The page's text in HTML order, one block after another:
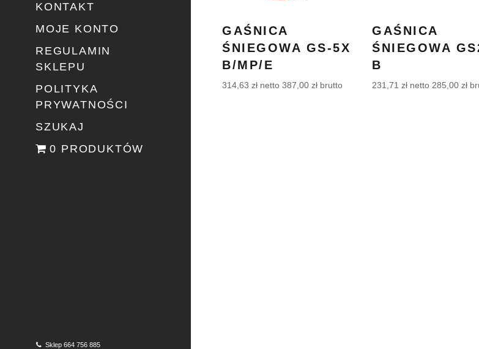
KONTAKT
MOJE KONTO
REGULAMIN
SKLEPU
POLITYKA
PRYWATNOŚCI
SZUKAJ
0 PRODUKTÓW
Sklep 664 756 885
GAŚNICA
ŚNIEGOWA GS-5X
B/MP/E
314,63 zł netto 387,00 zł brutto
GAŚNICA
ŚNIEGOWA
B
231,71 zł netto 285,00 zł